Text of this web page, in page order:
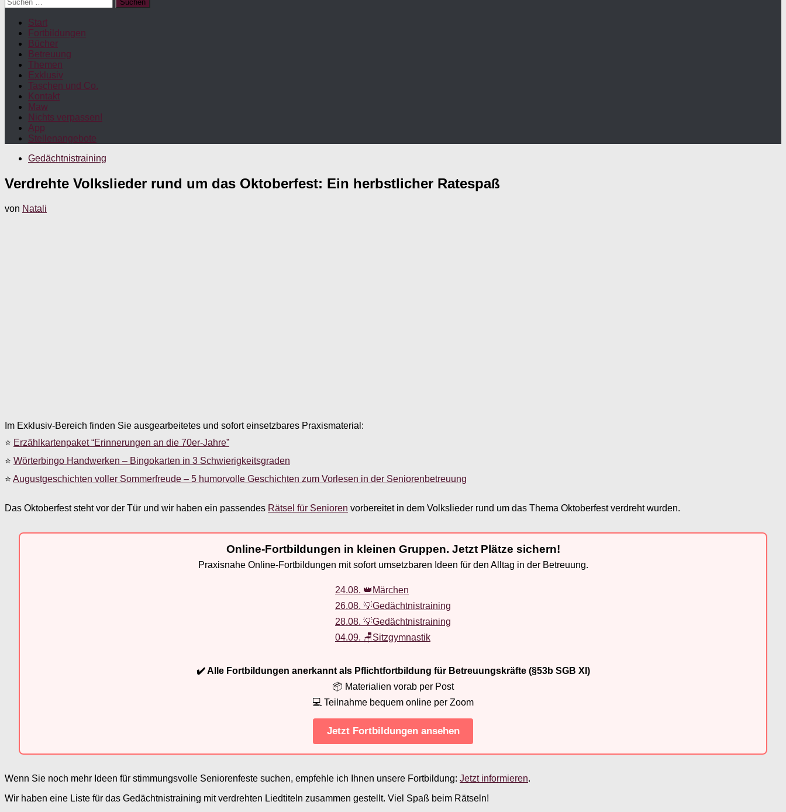
nach:
Start
Fortbildungen
Bücher
Betreuung
Themen
Exklusiv
Taschen und Co.
Kontakt
Maw
Nichts verpassen!
App
Stellenangebote
Gedächtnistraining
Verdrehte Volkslieder rund um das Oktoberfest: Ein herbstlicher Ratespaß
von Natali
Im Exklusiv-Bereich finden Sie ausgearbeitetes und sofort einsetzbares Praxismaterial:
⭐ Erzählkartenpaket “Erinnerungen an die 70er-Jahre”
⭐ Wörterbingo Handwerken – Bingokarten in 3 Schwierigkeitsgraden
⭐ Augustgeschichten voller Sommerfreude – 5 humorvolle Geschichten zum Vorlesen in der Seniorenbetreuung
Das Oktoberfest steht vor der Tür und wir haben ein passendes Rätsel für Senioren vorbereitet in dem Volkslieder rund um das Thema Oktoberfest verdreht wurden.
Online-Fortbildungen in kleinen Gruppen. Jetzt Plätze sichern!
Praxisnahe Online-Fortbildungen mit sofort umsetzbaren Ideen für den Alltag in der Betreuung.
24.08. 👑Märchen
26.08. 💡Gedächtnistraining
28.08. 💡Gedächtnistraining
04.09. 🪑Sitzgymnastik
✔️ Alle Fortbildungen anerkannt als Pflichtfortbildung für Betreuungskräfte (§53b SGB XI)
📦 Materialien vorab per Post
💻 Teilnahme bequem online per Zoom
Jetzt Fortbildungen ansehen
Wenn Sie noch mehr Ideen für stimmungsvolle Seniorenfeste suchen, empfehle ich Ihnen unsere Fortbildung: Jetzt informieren.
Wir haben eine Liste für das Gedächtnistraining mit verdrehten Liedtiteln zusammen gestellt. Viel Spaß beim Rätseln!